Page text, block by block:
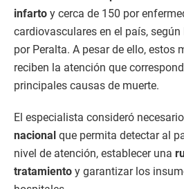
infarto y cerca de 150 por
cardiovasculares en el país,
por Peralta. A pesar de ello, estos
reciben la atención que
principales causas de muerte.
El especialista consideró necesario
nacional que permita detectar al
nivel de atención, establecer una
tratamiento y garantizar los